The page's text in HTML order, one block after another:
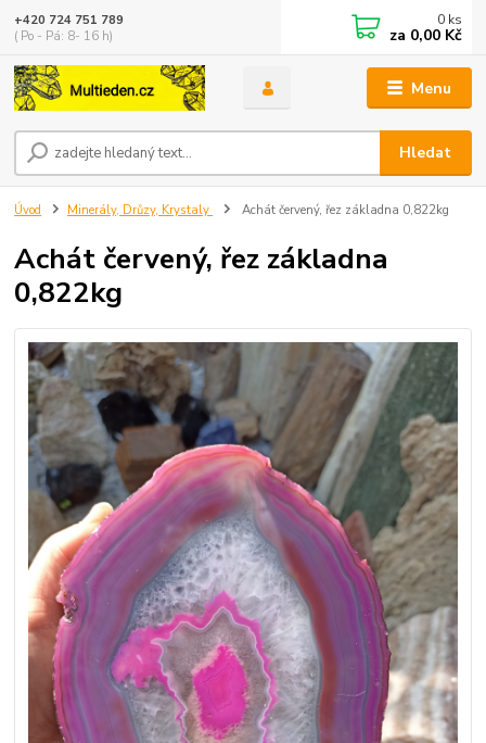
Menu
Hledat
+420 724 751 789
( Po - Pá: 8- 16 h)
0 ks
za 0,00 Kč
Úvod Minerály, Drůzy, Krystaly Achát červený, řez základna 0,822kg
Achát červený, řez základna
0,822kg